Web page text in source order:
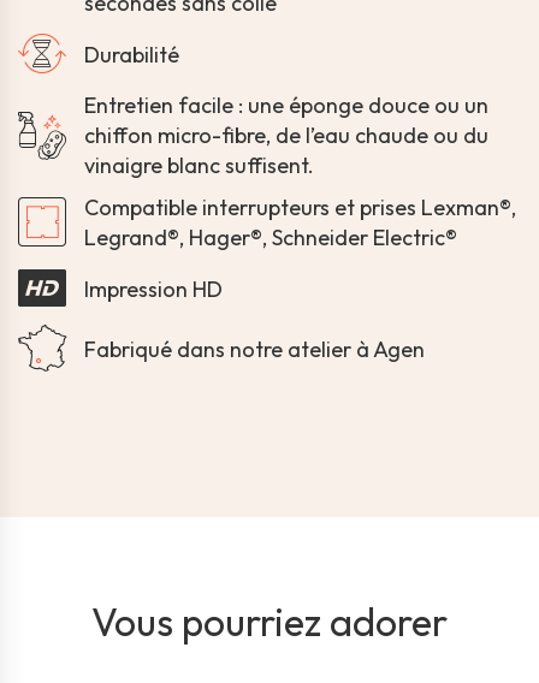
Durabilité
Entretien facile : une éponge douce ou un
chiffon micro-fibre, de l’eau chaude ou du
vinaigre blanc suffisent.
Compatible interrupteurs et prises Lexman®,
Legrand®, Hager®, Schneider Electric®
Impression HD
Fabriqué dans notre atelier à Agen
Vous pourriez adorer